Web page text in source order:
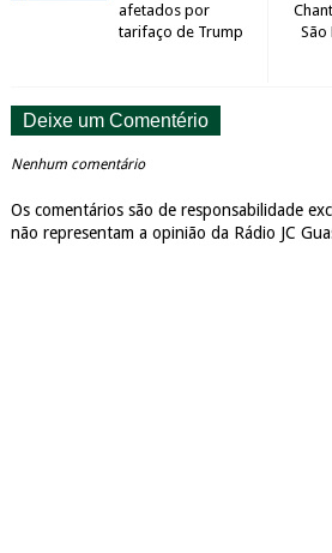
São
afetados por
tarifaço de Trump
Deixe um Comentério
Nenhum comentário
Os comentários são de responsabilidade
não representam a opinião da Rádio JC